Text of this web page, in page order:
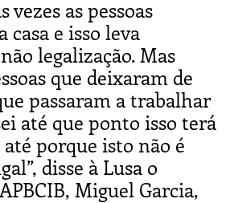
vezes as pessoas
casa e isso leva
legalização. Mas
que deixaram de
passaram a trabalhar
até que ponto isso terá
porque isto não é
disse à Lusa o
Miguel Garcia,